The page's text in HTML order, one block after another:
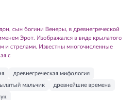
сын богини Венеры, в древнегреческой
Эрот. Изображался в виде крылатого
и стрелами. Известны многочисленные
с
древнегреческая мифология
мальчик
древнейшие времена